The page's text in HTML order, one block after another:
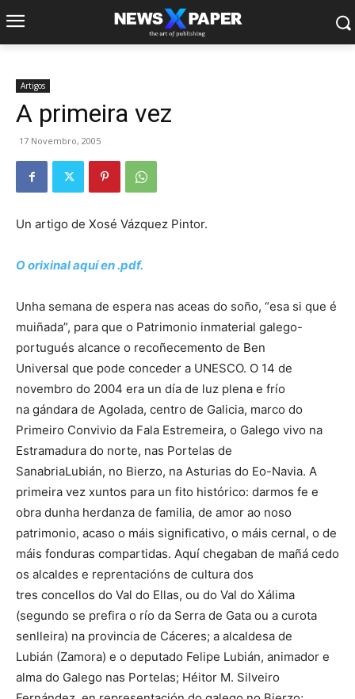
Artigos
A primeira vez
17 Novembro, 2005
Un artigo de Xosé Vázquez Pintor.
O orixinal aquí en .pdf.
Unha semana de espera nas aceas do soño, “esa si que é
muiñada”, para que o Patrimonio inmaterial galego-
portugués alcance o recoñecemento de Ben
Universal que pode conceder a UNESCO. O 14 de
novembro do 2004 era un día de luz plena e frío
na gándara de Agolada, centro de Galicia, marco do
Primeiro Convivio da Fala Estremeira, o Galego vivo na
Estramadura do norte, nas Portelas de
SanabriaLubián, no Bierzo, na Asturias do Eo-Navia. A
primeira vez xuntos para un fito histórico: darmos fe e
obra dunha herdanza de familia, de amor ao noso
patrimonio, acaso o máis significativo, o máis cernal, o de
máis fonduras compartidas. Aquí chegaban de mañá cedo
os alcaldes e reprentacións de cultura dos
tres concellos do Val do Ellas, ou do Val do Xálima
(segundo se prefira o río da Serra de Gata ou a curota
senlleira) na provincia de Cáceres; a alcaldesa de
Lubián (Zamora) e o deputado Felipe Lubián, animador e
alma do Galego nas Portelas; Héitor M. Silveiro